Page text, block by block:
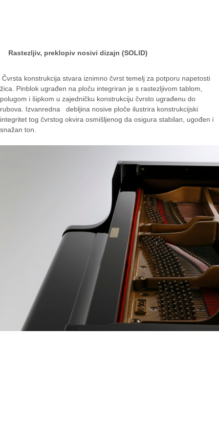
Rastezljiv, preklopiv nosivi dizajn (SOLID)
Čvrsta konstrukcija stvara iznimno čvrst temelj za potporu napetosti
žica. Pinblok ugrađen na ploču integriran je s rastezljivom tablom,
polugom i šipkom u zajedničku konstrukciju čvrsto ugrađenu do
rubova. Izvanredna debljina nosive ploče ilustrira konstrukcijski
integritet tog čvrstog okvira osmišljenog da osigura stabilan, ugođen i
snažan ton.